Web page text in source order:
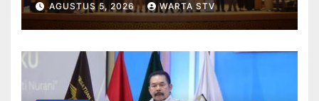
AGUSTUS 5, 2026 WARTA STV